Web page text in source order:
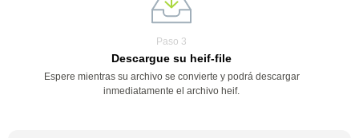
Paso 3
Descargue su heif-file
Espere mientras su archivo se convierte y podrá descargar
inmediatamente el archivo heif.